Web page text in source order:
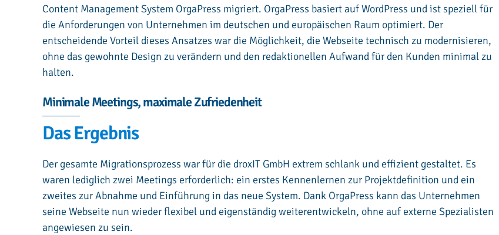
Content Management System OrgaPress migriert. OrgaPress basiert auf WordPress und ist speziell für
die Anforderungen von Unternehmen im deutschen und europäischen Raum optimiert. Der
entscheidende Vorteil dieses Ansatzes war die Möglichkeit, die Webseite technisch zu modernisieren,
ohne das gewohnte Design zu verändern und den redaktionellen Aufwand für den Kunden minimal zu
halten.
Minimale Meetings, maximale Zufriedenheit
Das Ergebnis
Der gesamte Migrationsprozess war für die droxIT GmbH extrem schlank und effizient gestaltet. Es
waren lediglich zwei Meetings erforderlich: ein erstes Kennenlernen zur Projektdefinition und ein
zweites zur Abnahme und Einführung in das neue System. Dank OrgaPress kann das Unternehmen
seine Webseite nun wieder flexibel und eigenständig weiterentwickeln, ohne auf externe Spezialisten
angewiesen zu sein.